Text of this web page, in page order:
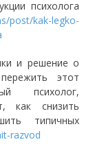
психолога
post/kak-legko-
и решение о
этот
психолог,
как снизить
типичных
razvod